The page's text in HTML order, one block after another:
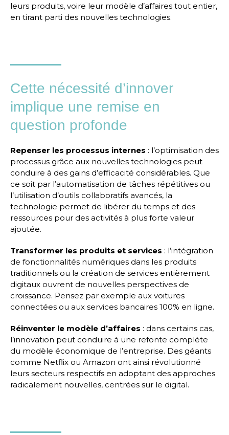
leurs produits, voire leur modèle d’affaires tout entier,
en tirant parti des nouvelles technologies.
Cette nécessité d’innover
implique une remise en
question profonde
Repenser les processus internes : l’optimisation des
processus grâce aux nouvelles technologies peut
conduire à des gains d’efficacité considérables. Que
ce soit par l’automatisation de tâches répétitives ou
l’utilisation d’outils collaboratifs avancés, la
technologie permet de libérer du temps et des
ressources pour des activités à plus forte valeur
ajoutée.
Transformer les produits et services : l’intégration
de fonctionnalités numériques dans les produits
traditionnels ou la création de services entièrement
digitaux ouvrent de nouvelles perspectives de
croissance. Pensez par exemple aux voitures
connectées ou aux services bancaires 100% en ligne.
Réinventer le modèle d’affaires : dans certains cas,
l’innovation peut conduire à une refonte complète
du modèle économique de l’entreprise. Des géants
comme Netflix ou Amazon ont ainsi révolutionné
leurs secteurs respectifs en adoptant des approches
radicalement nouvelles, centrées sur le digital.